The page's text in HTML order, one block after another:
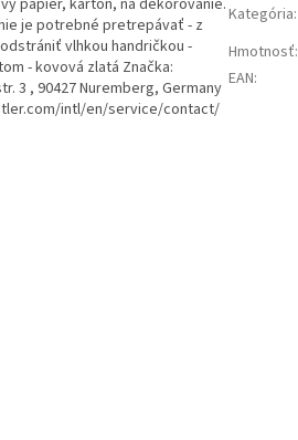
je potrebné pretrepávať - z
vlhkou handričkou -
- kovová zlatá Značka:
3 , 90427 Nuremberg, Germany
intl/en/service/contact/
Kategória:
Hmotnosť:
EAN: